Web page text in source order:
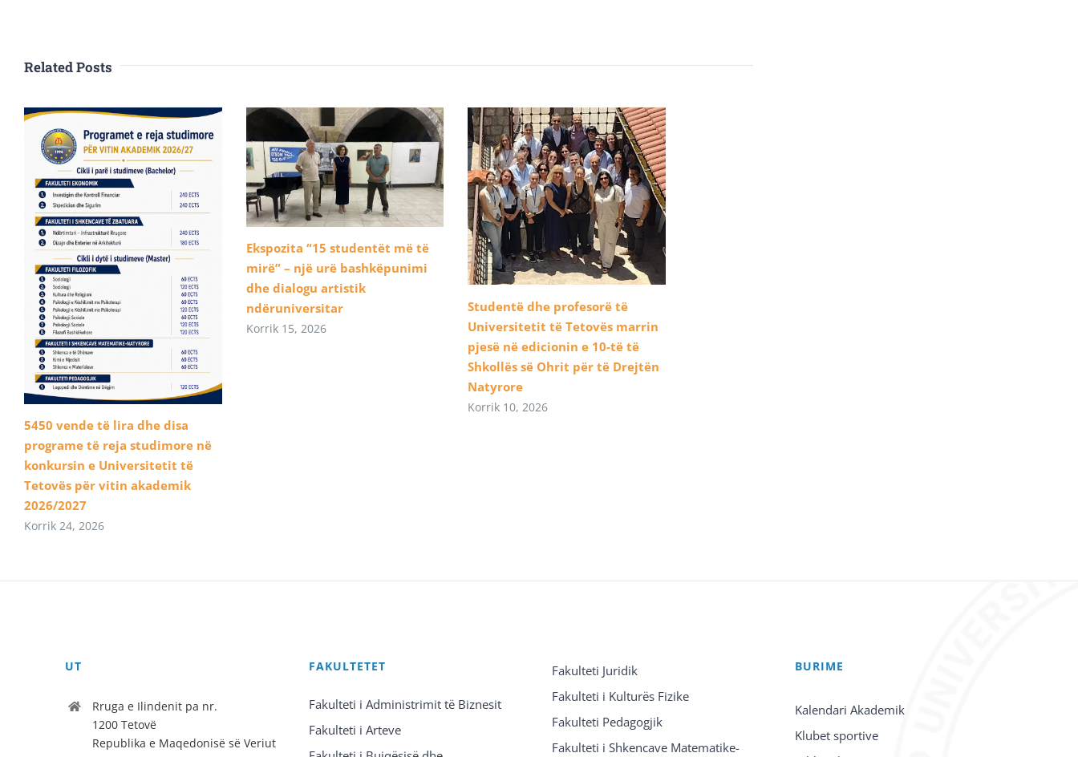
Related Posts
5450 vende të lira dhe disa
programe të reja studimore në
konkursin e Universitetit të
Tetovës për vitin akademik
2026/2027
Korrik 24, 2026
Ekspozita “15 studentët më të
mirë” – një urë bashkëpunimi
dhe dialogu artistik
ndëruniversitar
Korrik 15, 2026
Studentë dhe profesorë të
Universitetit të Tetovës marrin
pjesë në edicionin e 10-të të
Shkollës së Ohrit për të Drejtën
Natyrore
Korrik 10, 2026
UT
Rruga e Ilindenit pa nr.
1200 Tetovë
Republika e Maqedonisë së Veriut
FAKULTETET
Fakulteti i Administrimit të Biznesit
Fakulteti i Arteve
Fakulteti Juridik
Fakulteti i Kulturës Fizike
Fakulteti Pedagogjik
Fakulteti i Shkencave Matematike-
BURIME
Kalendari Akademik
Klubet sportive